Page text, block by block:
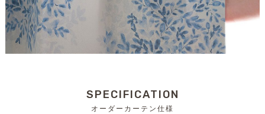
SPECIFICATION
オーダーカーテン仕様